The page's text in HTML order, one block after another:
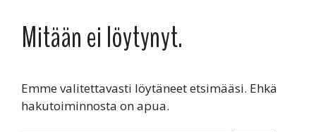
Mitään ei löytynyt.
Emme valitettavasti löytäneet etsimääsi. Ehkä
hakutoiminnosta on apua.